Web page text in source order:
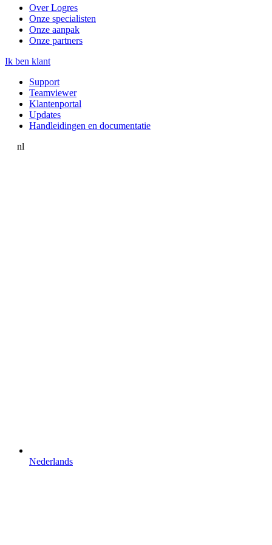
Over Logres
Onze specialisten
Onze aanpak
Onze partners
Ik ben klant
Support
Teamviewer
Klantenportal
Updates
Handleidingen en documentatie
nl
Nederlands